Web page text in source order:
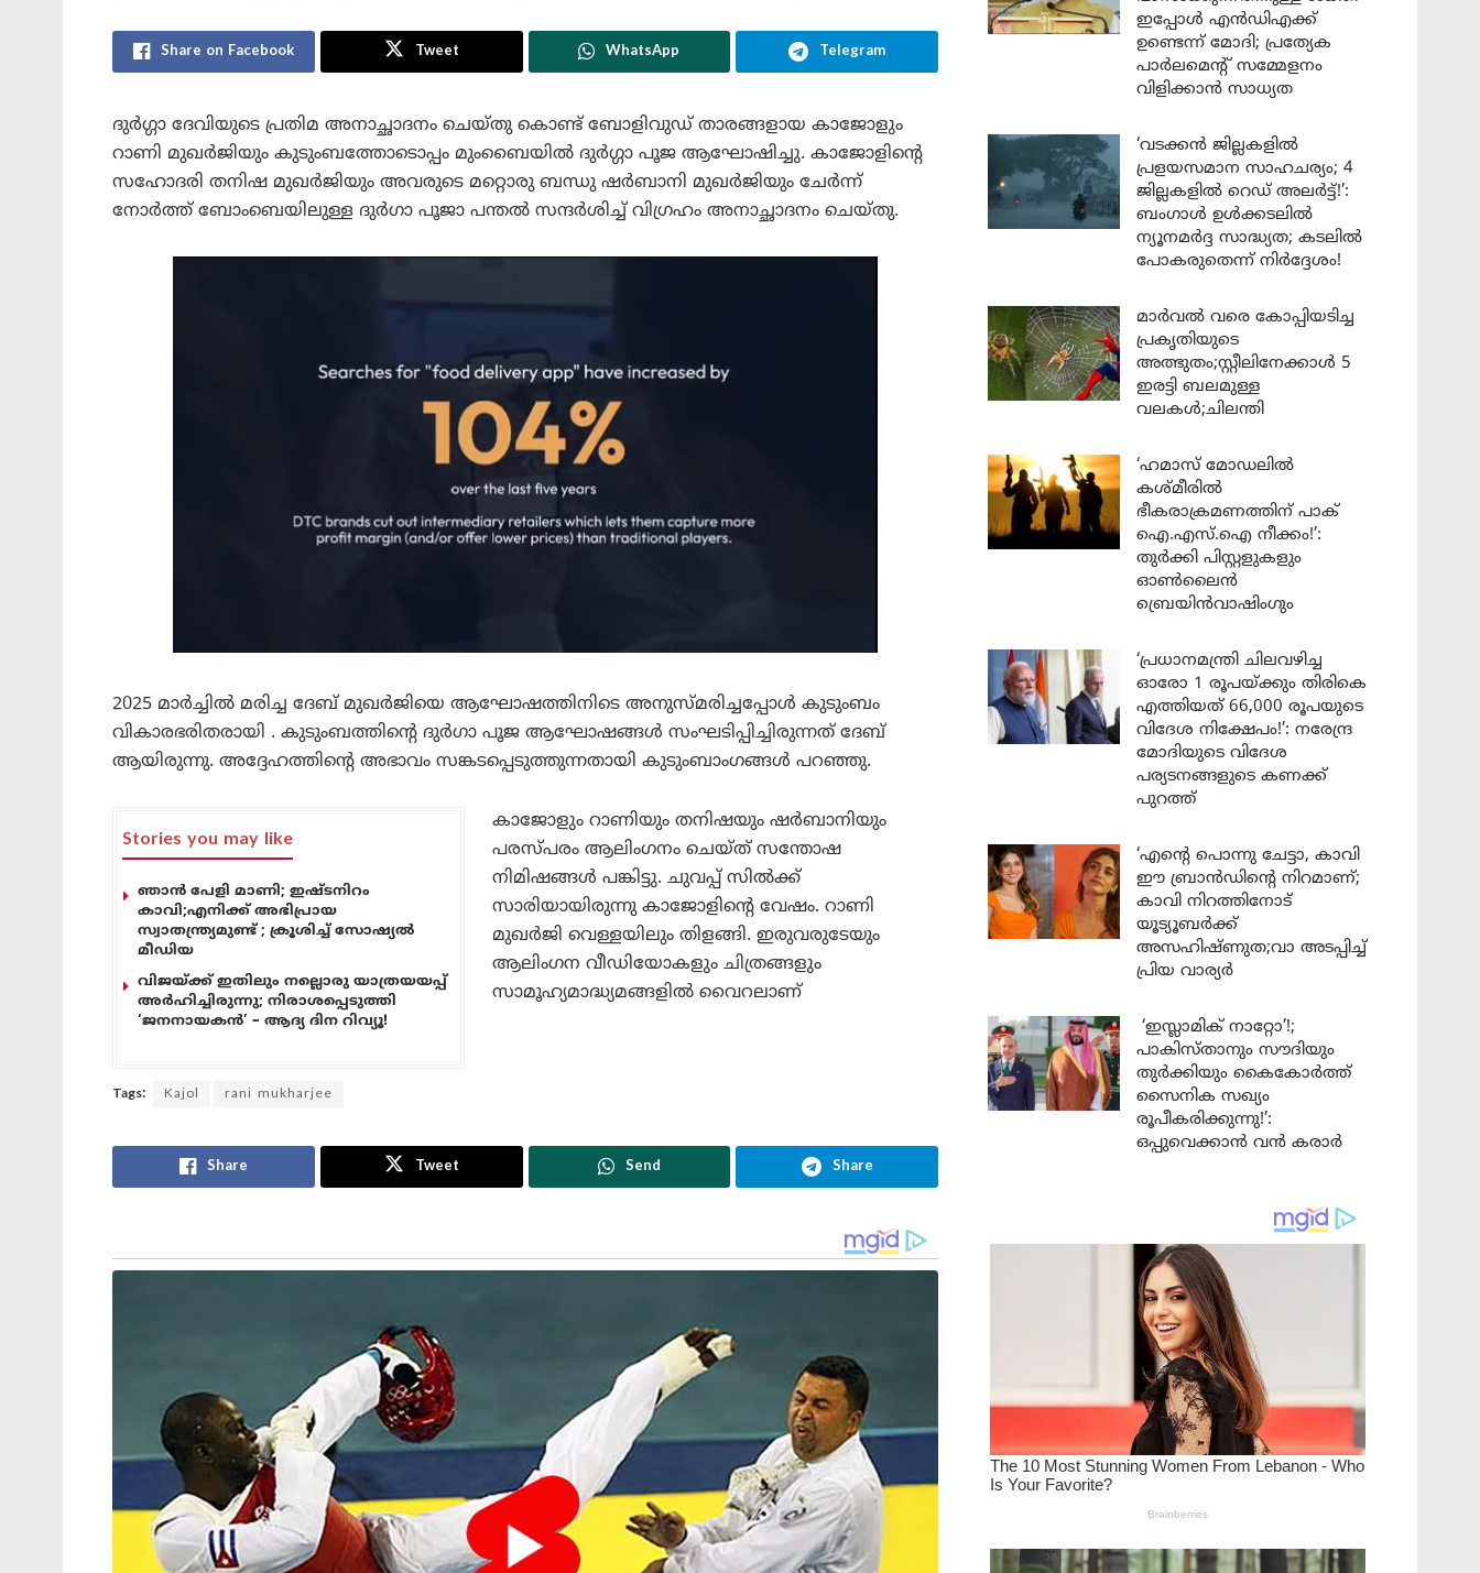
Share on Facebook Tweet WhatsApp Telegram
ദുർഗ്ഗാ ദേവിയുടെ പ്രതിമ അനാച്ഛാദനം ചെയ്തു കൊണ്ട് ബോളിവുഡ് താരങ്ങളായ കാജോളും
റാണി മുഖർജിയും കുടുംബത്തോടൊപ്പം മുംബൈയിൽ ദുർഗ്ഗാ പൂജ ആഘോഷിച്ചു. കാജോളിന്റെ
സഹോദരി തനിഷ മുഖർജിയും അവരുടെ മറ്റൊരു ബന്ധു ഷർബാനി മുഖർജിയും ചേർന്ന്
നോർത്ത് ബോംബെയിലുള്ള ദുർഗാ പൂജാ പന്തൽ സന്ദർശിച്ച് വിഗ്രഹം അനാച്ഛാദനം ചെയ്തു.
2025 മാർച്ചിൽ മരിച്ച ദേബ് മുഖർജിയെ ആഘോഷത്തിനിടെ അനുസ്മരിച്ചപ്പോൾ കുടുംബം
വികാരഭരിതരായി . കുടുംബത്തിന്റെ ദുർഗാ പൂജ ആഘോഷങ്ങൾ സംഘടിപ്പിച്ചിരുന്നത് ദേബ്
ആയിരുന്നു. അദ്ദേഹത്തിന്റെ അഭാവം സങ്കടപ്പെടുത്തുന്നതായി കുടുംബാംഗങ്ങൾ പറഞ്ഞു.
Stories you may like
ഞാൻ പേളി മാണി; ഇഷ്ടനിറം
കാവി;എനിക്ക് അഭിപ്രായ
സ്വാതന്ത്ര്യമുണ്ട് ; ക്രൂശിച്ച്‌ സോഷ്യൽ
മീഡിയ
വിജയ്ക്ക് ഇതിലും നല്ലൊരു യാത്രയയപ്പ്
അർഹിച്ചിരുന്നു; നിരാശപ്പെടുത്തി
‘ജനനായകൻ’ – ആദ്യ ദിന റിവ്യൂ!
കാജോളും റാണിയും തനിഷയും ഷർബാനിയും
പരസ്പരം ആലിംഗനം ചെയ്ത് സന്തോഷ
നിമിഷങ്ങൾ പങ്കിട്ടു. ചുവപ്പ് സിൽക്ക്
സാരിയായിരുന്നു കാജോളിന്റെ വേഷം. റാണി
മുഖർജി വെള്ളയിലും തിളങ്ങി. ഇരുവരുടേയും
ആലിംഗന വീഡിയോകളും ചിത്രങ്ങളും
സാമൂഹ്യമാദ്ധ്യമങ്ങളിൽ വൈറലാണ്
Tags: Kajol rani mukharjee
Share Tweet Send Share
ഇപ്പോൾ എൻഡിഎക്ക്
ഉണ്ടെന്ന് മോദി; പ്രത്യേക
പാർലമെന്റ് സമ്മേളനം
വിളിക്കാൻ സാധ്യത
‘വടക്കൻ ജില്ലകളിൽ
പ്രളയസമാന സാഹചര്യം; 4
ജില്ലകളിൽ റെഡ് അലർട്ട്!’:
ബംഗാൾ ഉൾക്കടലിൽ
ന്യൂനമർദ്ദ സാദ്ധ്യത; കടലിൽ
പോകരുതെന്ന് നിർദ്ദേശം!
മാർവൽ വരെ കോപ്പിയടിച്ച
പ്രകൃതിയുടെ
അത്ഭുതം;സ്റ്റീലിനേക്കാൾ 5
ഇരട്ടി ബലമുള്ള
വലകൾ;ചിലന്തി
‘ഹമാസ് മോഡലിൽ
കശ്മീരിൽ
ഭീകരാക്രമണത്തിന് പാക്
ഐ.എസ്.ഐ നീക്കം!’:
തുർക്കി പിസ്റ്റളുകളും
ഓൺലൈൻ
ബ്രെയിൻവാഷിംഗും
‘പ്രധാനമന്ത്രി ചിലവഴിച്ച
ഓരോ 1 രൂപയ്ക്കും തിരികെ
എത്തിയത് 66,000 രൂപയുടെ
വിദേശ നിക്ഷേപം!’: നരേന്ദ്ര
മോദിയുടെ വിദേശ
പര്യടനങ്ങളുടെ കണക്ക്
പുറത്ത്
‘എന്റെ പൊന്നു ചേട്ടാ, കാവി
ഈ ബ്രാൻഡിന്റെ നിറമാണ്;
കാവി നിറത്തിനോട്
യൂട്യൂബർക്ക്
അസഹിഷ്ണുത;വാ അടപ്പിച്ച്
പ്രിയ വാര്യർ
‘ഇസ്ലാമിക് നാറ്റോ’!;
പാകിസ്താനും സൗദിയും
തുർക്കിയും കൈകോർത്ത്
സൈനിക സഖ്യം
രൂപീകരിക്കുന്നു!’:
ഒപ്പുവെക്കാൻ വൻ കരാർ